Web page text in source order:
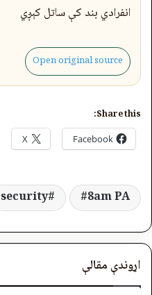
انفرادي بند کې ساتل کېږي
Open original source
Share this:
Facebook
X
8am PA
security
اړوندې مقالې